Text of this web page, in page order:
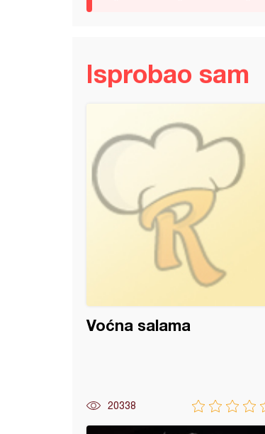
Isprobao sam
Voćna salama
20338